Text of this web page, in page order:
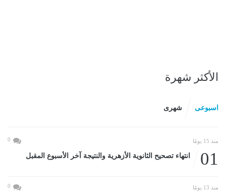
الأكثر شهرة
اسبوعى شهرى
منذ 15 يومًا 0
01 انتهاء تصحيح الثانوية الأزهرية والنتيجة آخر الأسبوع المقبل
منذ 13 يومًا 0